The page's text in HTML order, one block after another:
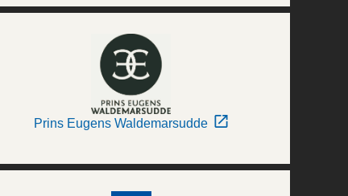
Prins Eugens Waldemarsudde